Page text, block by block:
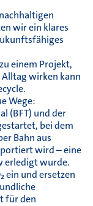
wir ein klares
einem Projekt,
wirken kann
Wege:
(BFT) und der
bei dem
Bahn aus
wird – eine
erledigt wurde.
ein und ersetzen
für den